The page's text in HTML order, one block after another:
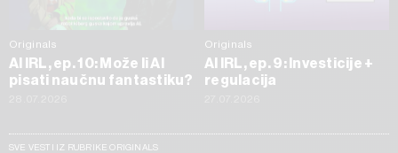
Originals
AI IRL, ep. 10: Može li AI
pisati naučnu fantastiku?
Originals
AI IRL, ep. 9: Investicije +
regulacija
SVE VESTI IZ RUBRIKE ORIGINALS